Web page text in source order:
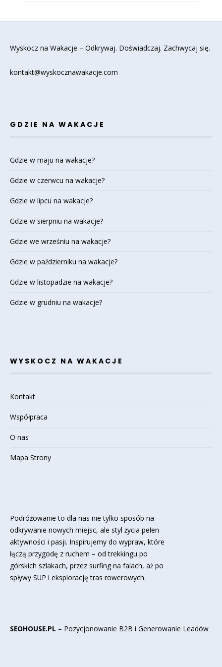
Wyskocz na Wakacje – Odkrywaj. Doświadczaj. Zachwycaj się.
kontakt@wyskocznawakacje.com
GDZIE NA WAKACJE
Gdzie w maju na wakacje?
Gdzie w czerwcu na wakacje?
Gdzie w lipcu na wakacje?
Gdzie w sierpniu na wakacje?
Gdzie we wrześniu na wakacje?
Gdzie w październiku na wakacje?
Gdzie w listopadzie na wakacje?
Gdzie w grudniu na wakacje?
WYSKOCZ NA WAKACJE
Kontakt
Współpraca
O nas
Mapa Strony
Podróżowanie to dla nas nie tylko sposób na
odkrywanie nowych miejsc, ale styl życia pełen
aktywności i pasji. Inspirujemy do wypraw, które
łączą przygodę z ruchem – od trekkingu po
górskich szlakach, przez surfing na falach, aż po
spływy SUP i eksplorację tras rowerowych.
SEOHOUSE.PL – Pozycjonowanie B2B i Generowanie Leadów